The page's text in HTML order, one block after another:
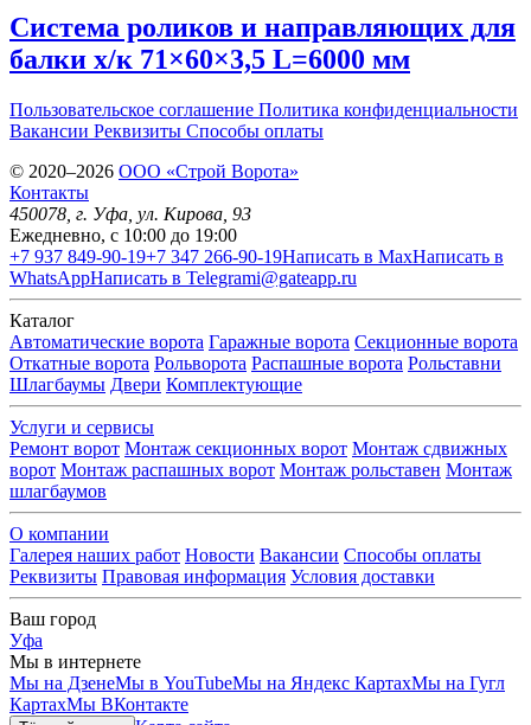
Система роликов и направляющих для
балки х/к 71×60×3,5 L=6000 мм
Пользовательское соглашение Политика конфиденциальности
Вакансии Реквизиты Способы оплаты
© 2020–2026 OOO «Строй Ворота»
Контакты
450078 , г. Уфа ул. Кирова, 93
Ежедневно, с 10:00 до 19:00
+7 937 849-90-19+7 347 266-90-19Написать в MaxНаписать в
WhatsAppНаписать в Telegrami@gateapp.ru
Каталог
Автоматические ворота Гаражные ворота Секционные ворота
Откатные ворота Рольворота Распашные ворота Рольставни
Шлагбаумы Двери Комплектующие
Услуги и сервисы
Ремонт ворот Монтаж секционных ворот Монтаж сдвижных
ворот Монтаж распашных ворот Монтаж рольставен Монтаж
шлагбаумов
О компании
Галерея наших работ Новости Вакансии Способы оплаты
Реквизиты Правовая информация Условия доставки
Ваш город
Уфа
Мы в интернете
Мы на ДзенеМы в YouTubeМы на Яндекс КартахМы на Гугл
КартахМы ВКонтакте